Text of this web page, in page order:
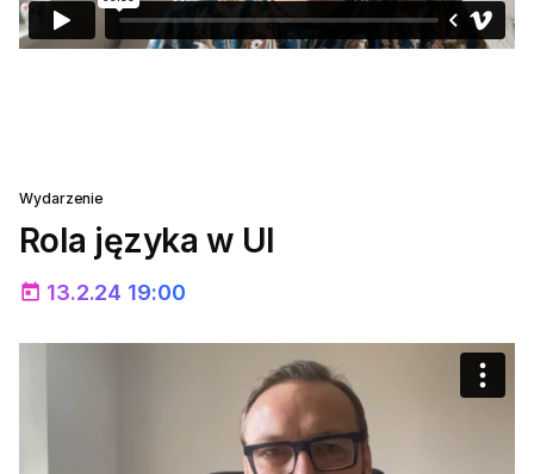
Wydarzenie
Rola języka w UI
today 13.2.24 19:00